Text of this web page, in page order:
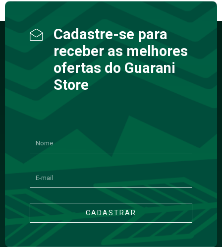
Cadastre-se para
receber as melhores
ofertas do Guarani
Store
CADASTRAR